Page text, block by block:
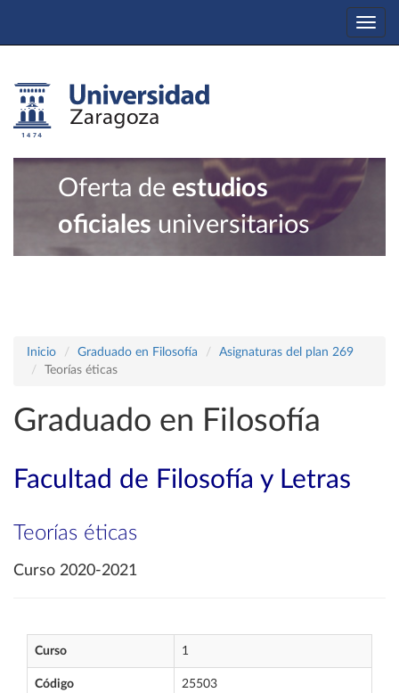
Oferta de estudios
oficiales universitarios
Inicio Graduado en Filosofía
Asignaturas del plan 269
Teorías éticas
Graduado en Filosofía
Facultad de Filosofía y Letras
Teorías éticas
Curso 2020-2021
Curso 1
Código 25503